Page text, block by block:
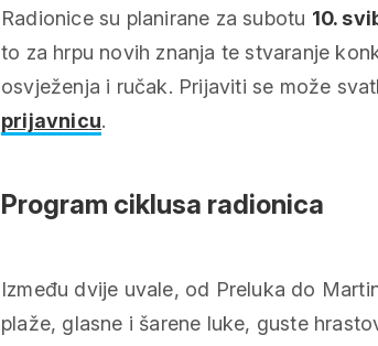
Radionice su planirane za subotu 10.
to za hrpu novih znanja te stvaranje
osvježenja i ručak. Prijaviti se može
prijavnicu.
Program ciklusa radionica
Između dvije uvale, od Preluka do
plaže, glasne i šarene luke, guste